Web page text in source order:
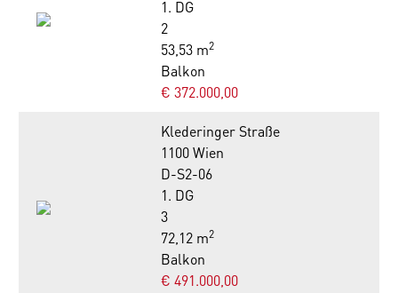
1. DG
2
53,53 m2
Balkon
€ 372.000,00
Klederinger Straße
1100 Wien
D-S2-06
1. DG
3
72,12 m2
Balkon
€ 491.000,00